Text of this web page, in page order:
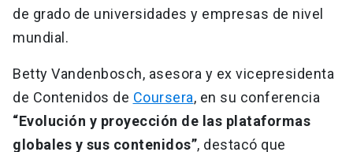
de grado de universidades y empresas de nivel
mundial.
Betty Vandenbosch, asesora y ex vicepresidenta
de Contenidos de Coursera, en su conferencia
“Evolución y proyección de las plataformas
globales y sus contenidos”, destacó que